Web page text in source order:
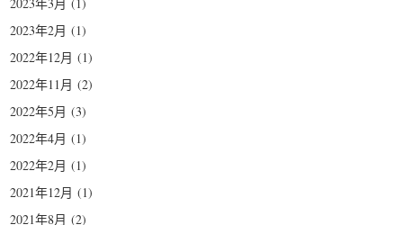
2023年2月 (1)
2022年12月 (1)
2022年11月 (2)
2022年5月 (3)
2022年4月 (1)
2022年2月 (1)
2021年12月 (1)
2021年8月 (2)